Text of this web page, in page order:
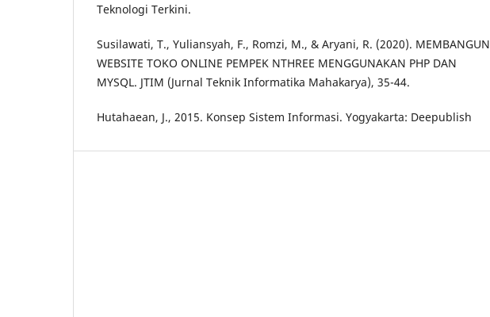
Teknologi Terkini.
Susilawati, T., Yuliansyah, F., Romzi, M., & Aryani, R. (2020). MEMBANGUN
WEBSITE TOKO ONLINE PEMPEK NTHREE MENGGUNAKAN PHP DAN
MYSQL. JTIM (Jurnal Teknik Informatika Mahakarya), 35-44.
Hutahaean, J., 2015. Konsep Sistem Informasi. Yogyakarta: Deepublish